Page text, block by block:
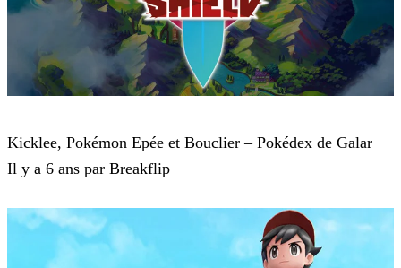
Kicklee, Pokémon Epée et Bouclier – Pokédex de Galar
Il y a 6 ans par Breakflip